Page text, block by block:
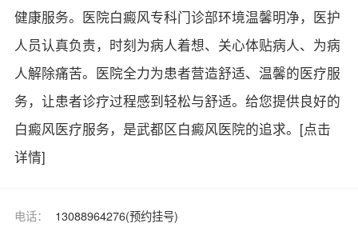
健康服务。医院白癜风专科门诊部环境温馨明净，医护
人员认真负责，时刻为病人着想、关心体贴病人、为病
人解除痛苦。医院全力为患者营造舒适、温馨的医疗服
务，让患者诊疗过程感到轻松与舒适。给您提供良好的
白癜风医疗服务，是武都区白癜风医院的追求。 [点击
详情]
电话： 13088964276(预约挂号)